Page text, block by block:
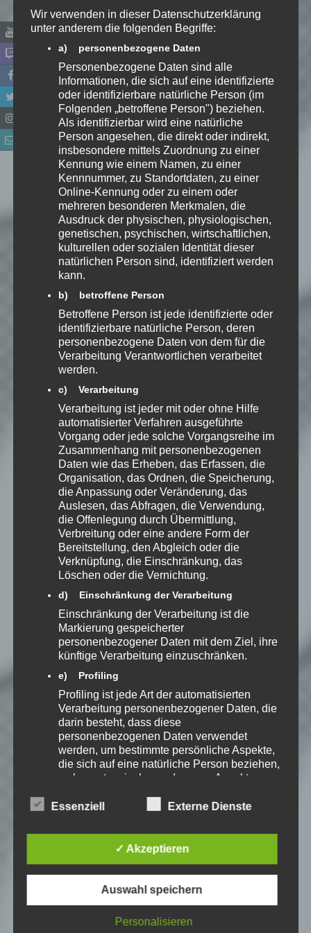
#9 – KALTE
AUFTRAGSARBEIT
VonSpeedyam 21.11.2015 um
15:00 Uhr
LET'S PLAY » ANNO 2205
Weiterlesen
#10 – UNSERE MEGA-
CITY
VonSpeedyam 24.11.2015 um
15:05 Uhr
LET'S PLAY » ANNO 2205
Weiterlesen
#11 –
MIKROMANAGEMENT
VonSpeedyam 26.11.2015 um
LET'S PLAY » ANNO 2205
Weiterlesen
#12 – NOCHMAL
WARME GEDANKEN
VonSpeedyam 28.11.2015 um
15:05 Uhr
LET'S PLAY » ANNO 2205
Weiterlesen
#13 – WIR SOLLEN
DAS EROBERN?
VonSpeedyam 01.12.2015 um
15:05 Uhr
LET'S PLAY » ANNO 2205
Weiterlesen
#14 – FROSTIGE
UPGRADES
VonSpeedyam 03.12.2015 um
15:05 Uhr
LET'S PLAY » ANNO 2205
Weiterlesen
Wir verwenden in dieser Datenschutzerklärung
unter anderem die folgenden Begriffe:
a) personenbezogene Daten
Personenbezogene Daten sind alle
Informationen, die sich auf eine identifizierte
oder identifizierbare natürliche Person (im
Folgenden „betroffene Person") beziehen.
Als identifizierbar wird eine natürliche
Person angesehen, die direkt oder indirekt,
insbesondere mittels Zuordnung zu einer
Kennung wie einem Namen, zu einer
Kennnummer, zu Standortdaten, zu einer
Online-Kennung oder zu einem oder
mehreren besonderen Merkmalen, die
Ausdruck der physischen, physiologischen,
genetischen, psychischen, wirtschaftlichen,
kulturellen oder sozialen Identität dieser
natürlichen Person sind, identifiziert werden
kann.
b) betroffene Person
Betroffene Person ist jede identifizierte oder
identifizierbare natürliche Person, deren
personenbezogene Daten von dem für die
Verarbeitung Verantwortlichen verarbeitet
werden.
c) Verarbeitung
Verarbeitung ist jeder mit oder ohne Hilfe
automatisierter Verfahren ausgeführte
Vorgang oder jede solche Vorgangsreihe im
Zusammenhang mit personenbezogenen
Daten wie das Erheben, das Erfassen, die
Organisation, das Ordnen, die Speicherung,
die Anpassung oder Veränderung, das
Auslesen, das Abfragen, die Verwendung,
die Offenlegung durch Übermittlung,
Verbreitung oder eine andere Form der
Bereitstellung, den Abgleich oder die
Verknüpfung, die Einschränkung, das
Löschen oder die Vernichtung.
d) Einschränkung der Verarbeitung
Einschränkung der Verarbeitung ist die
Markierung gespeicherter
personenbezogener Daten mit dem Ziel, ihre
künftige Verarbeitung einzuschränken.
e) Profiling
Profiling ist jede Art der automatisierten
Verarbeitung personenbezogener Daten, die
darin besteht, dass diese
personenbezogenen Daten verwendet
werden, um bestimmte persönliche Aspekte,
die sich auf eine natürliche Person beziehen,
zu bewerten, insbesondere, um Aspekte
Lage, Gesundheit, persönlicher Vorlieben,
Aufenthaltsort oder Ortswechsel dieser
natürlichen Person zu analysieren oder
Pseudonymisierung ist die Verarbeitung
auf welche die personenbezogenen Daten
Essenziell Externe Dienste
✓ Akzeptieren
Auswahl speichern
Personalisieren